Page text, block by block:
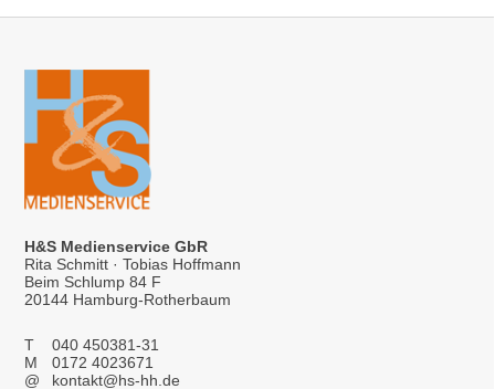
H&S Medienservice GbR
Rita Schmitt · Tobias Hoffmann
Beim Schlump 84 F
20144 Hamburg-Rotherbaum
T
040 450381-31
M
0172 4023671
@
kontakt@hs-hh.de